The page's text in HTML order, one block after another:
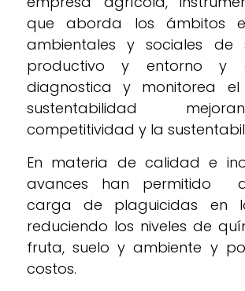
que aborda los ámbitos
ambientales y sociales de
productivo y entorno y
diagnostica y monitorea
sustentabilidad
competitividad y la
En materia de calidad e
avances han permitido
carga de plaguicidas en
reduciendo los niveles de
fruta, suelo y ambiente y
costos.